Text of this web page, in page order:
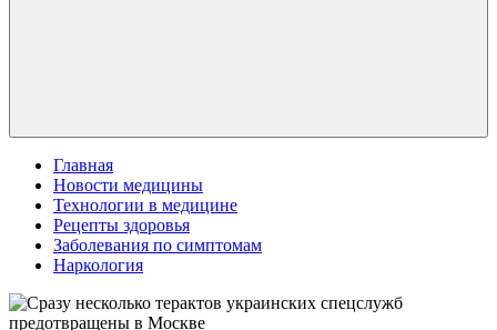
Главная
Новости медицины
Технологии в медицине
Рецепты здоровья
Заболевания по симптомам
Наркология